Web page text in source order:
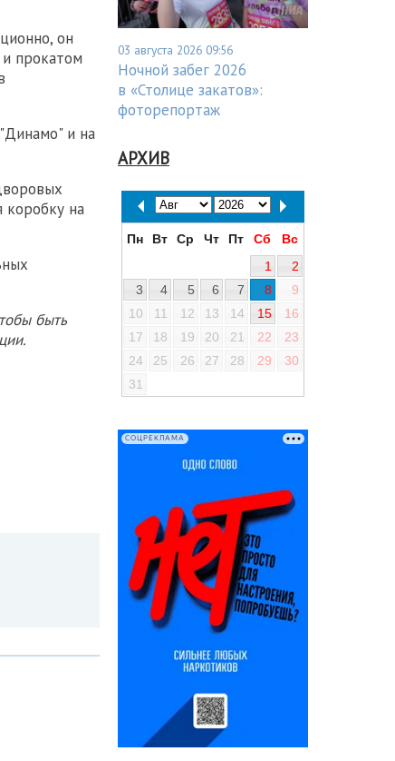
он
прокатом
и на
коробку на
быть
03 августа 2026 09:56
Ночной забег 2026
в «Столице закатов»:
фоторепортаж
АРХИВ
Пн Вт Ср Чт Пт Сб
Вс
1
2
3
4 5 6 7 8
9
10
11 12 13 14 15
16
17
18 19 20 21 22
23
24
25 26 27 28 29
30
31
СОЦРЕКЛАМА